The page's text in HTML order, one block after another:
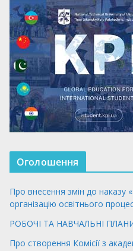
Оголошення
Про внесення змін до наказу
організацію освітнього
РОБОЧІ ТА НАВЧАЛЬНІ ПЛАНИ
Про створення Комісії з